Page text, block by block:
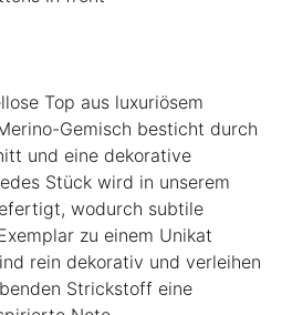
Top aus luxuriösem
Gemisch besticht durch
und eine dekorative
Stück wird in unserem
wodurch subtile
zu einem Unikat
rein dekorativ und verleihen
Strickstoff eine